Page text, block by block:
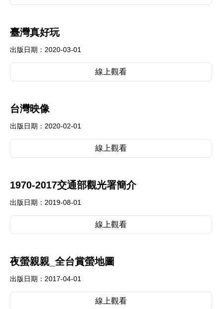
臺灣真好玩
出版日期：2020-03-01
線上觀看
台灣映像
出版日期：2020-02-01
線上觀看
1970-2017交通部觀光署簡介
出版日期：2019-08-01
線上觀看
夜螢親親_全台賞螢地圖
出版日期：2017-04-01
線上觀看